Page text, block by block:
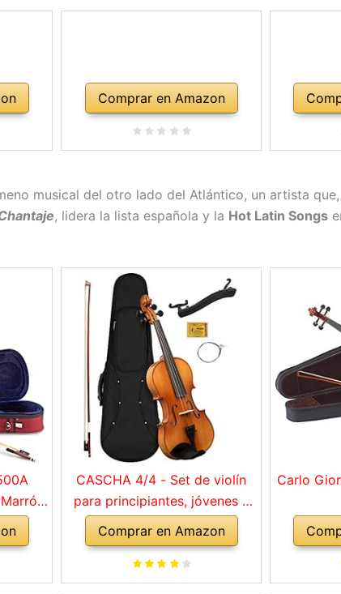
Comprar en Amazon
musical del otro lado del Atlántico, un artista
, lidera la lista española y la Hot Latin Songs
CASCHA 4/4 - Set de violín
para principiantes, jóvenes y
adultos, violín macizo con
arco, colofonia, cuerdas de
repuesto, soporte para
hombro, maletín, abeto natural
Comprar en Amazon
Carlo